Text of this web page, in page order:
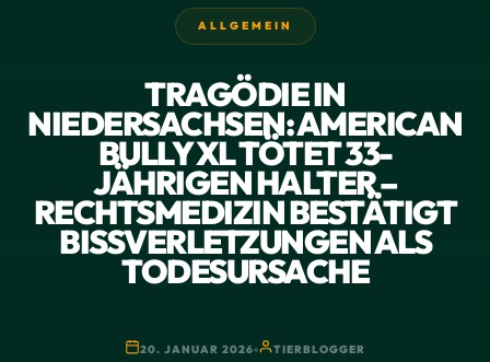
ALLGEMEIN
TRAGÖDIE IN
NIEDERSACHSEN: AMERICAN
BULLY XL TÖTET 33-
JÄHRIGEN HALTER –
RECHTSMEDIZIN BESTÄTIGT
BISSVERLETZUNGEN ALS
TODESURSACHE
20. JANUAR 2026 TIERBLOGGER